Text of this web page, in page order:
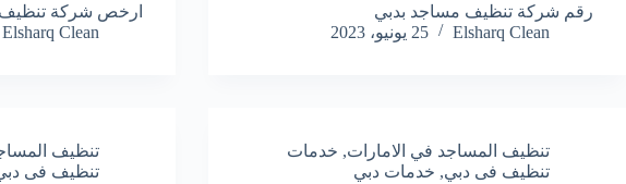
رقم شركة تنظيف مساجد بدبي
Elsharq Clean
25 يونيو، 2023
ارخص شركة
Elsharq Clean
تنظيف المساجد في الامارات, خدمات
تنظيف فى دبي, خدمات دبي
تنظيف
تنظيف فى